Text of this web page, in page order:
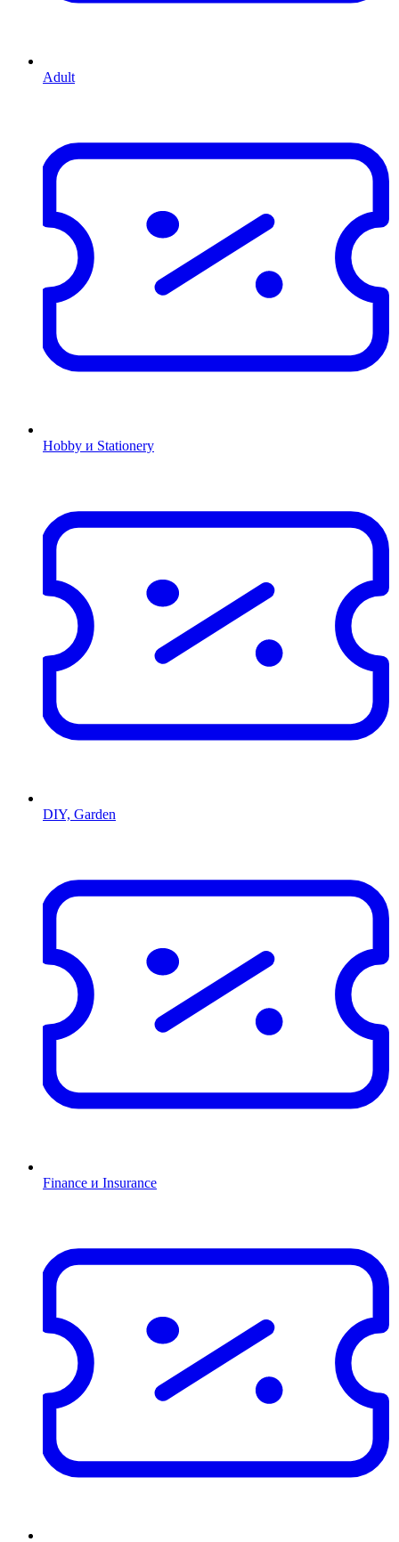
Adult
Hobby и Stationery
DIY, Garden
Finance и Insurance